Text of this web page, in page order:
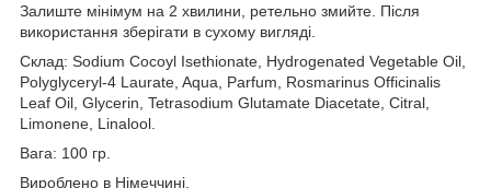
Залиште мінімум на 2 хвилини, ретельно змийте. Після
використання зберігати в сухому вигляді.
Склад: Sodium Cocoyl Isethionate, Hydrogenated Vegetable Oil,
Polyglyceryl-4 Laurate, Aqua, Parfum, Rosmarinus Officinalis
Leaf Oil, Glycerin, Tetrasodium Glutamate Diacetate, Citral,
Limonene, Linalool.
Вага: 100 гр.
Вироблено в Німеччині.